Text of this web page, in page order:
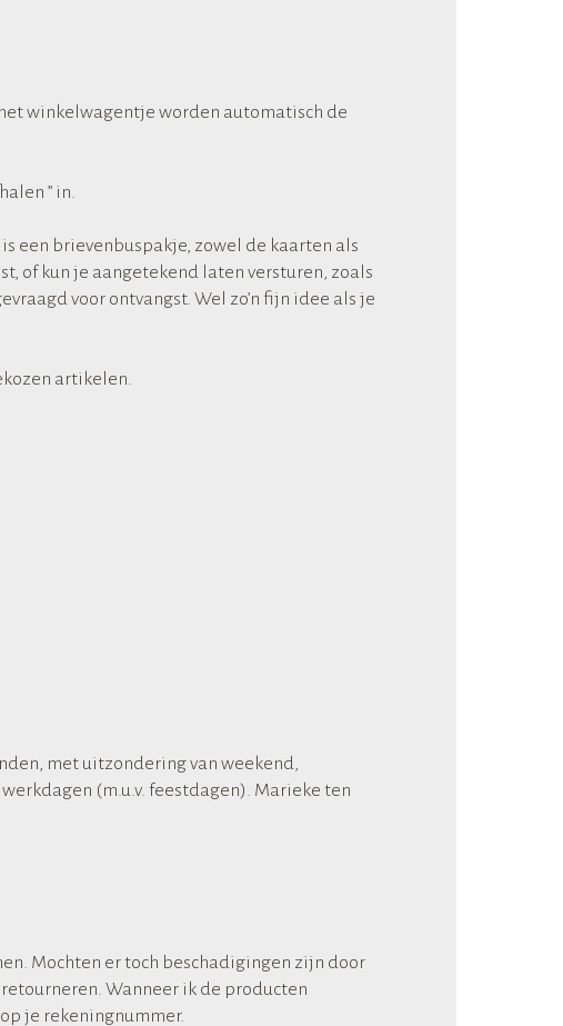
winkelwagentje worden automatisch de
” in.
een brievenbuspakje, zowel de kaarten als
of kun je aangetekend laten versturen, zoals
voor ontvangst. Wel zo’n fijn idee als je
artikelen.
met uitzondering van weekend,
(m.u.v. feestdagen). Marieke ten
Mochten er toch beschadigingen zijn door
Wanneer ik de producten
je rekeningnummer.